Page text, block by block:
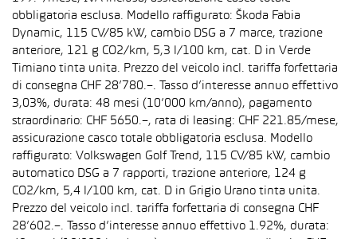
obbligatoria esclusa. Modello raffigurato: Škoda Fabia
Dynamic, 115 CV/85 kW, cambio DSG a 7 marce, trazione
anteriore, 121 g CO2/km, 5,3 l/100 km, cat. D in Verde
Timiano tinta unita. Prezzo del veicolo incl. tariffa forfettaria
di consegna CHF 28’780.–. Tasso d’interesse annuo effettivo
3,03%, durata: 48 mesi (10’000 km/anno), pagamento
straordinario: CHF 5650.–, rata di leasing: CHF 221.85/mese,
assicurazione casco totale obbligatoria esclusa. Modello
raffigurato: Volkswagen Golf Trend, 115 CV/85 kW, cambio
automatico DSG a 7 rapporti, trazione anteriore, 124 g
CO2/km, 5,4 l/100 km, cat. D in Grigio Urano tinta unita.
Prezzo del veicolo incl. tariffa forfettaria di consegna CHF
28’602.–. Tasso d’interesse annuo effettivo 1.92%, durata: